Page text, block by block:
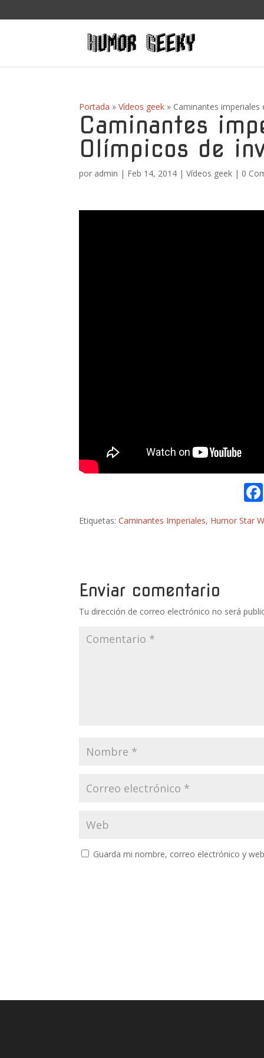
Portada »Vídeos geek » Caminantes imperiales
Caminantes
Olímpicos de
por admin | Feb 14, 2014 |Vídeos geek | 0
Etiquetas:Caminantes Imperiales, Humor Star
Enviar comentario
Tu dirección de correo electrónico no será
Guarda mi nombre, correo electrónico y